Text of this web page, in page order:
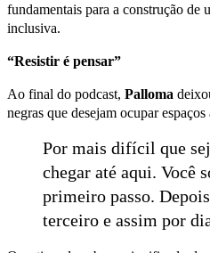
fundamentais para a construção de
inclusiva.
“Resistir é pensar”
Ao final do podcast, Palloma
negras que desejam ocupar espaços
Por mais difícil que
chegar até aqui. Você
primeiro passo.
terceiro e assim por